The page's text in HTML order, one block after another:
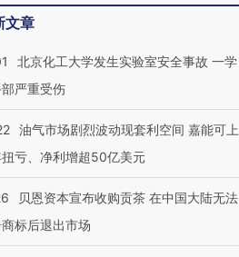
文章
北京化工大学发生实验室安全事故 一学
严重受伤
油气市场剧烈波动现套利空间 嘉能可上
亏、净利增超50亿美元
贝恩资本宣布收购贡茶 在中国大陆无法
标后退出市场